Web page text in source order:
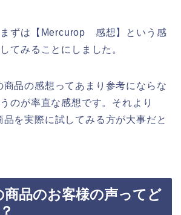
まずは【Mercurop 感想】という感
てみることにしました。
品の感想ってあまり参考にならな
のが率直な感想です。それより
を実際に試してみる方が大事だと
品のお客様の声ってど